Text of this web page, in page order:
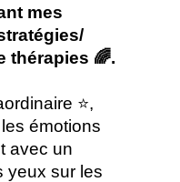
mes
thérapies 🌈.
⭐,
émotions
avec un
yeux sur les